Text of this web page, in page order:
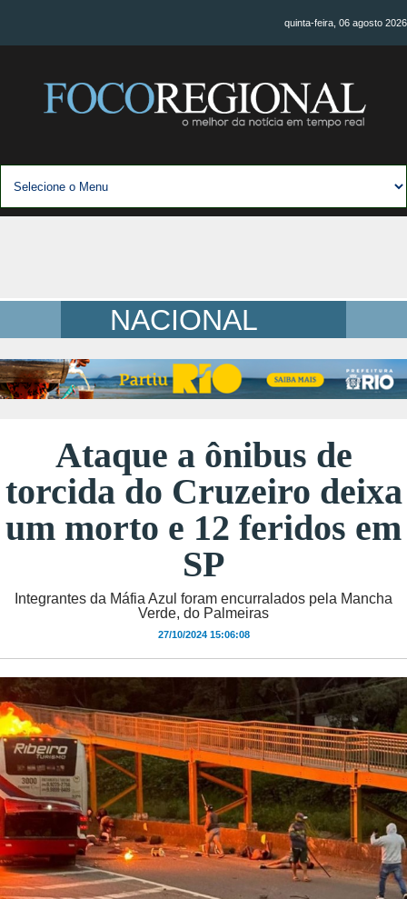
quinta-feira, 06 agosto 2026
NACIONAL
Ataque a ônibus de
torcida do Cruzeiro deixa
um morto e 12 feridos em
SP
Integrantes da Máfia Azul foram encurralados pela Mancha
Verde, do Palmeiras
27/10/2024 15:06:08